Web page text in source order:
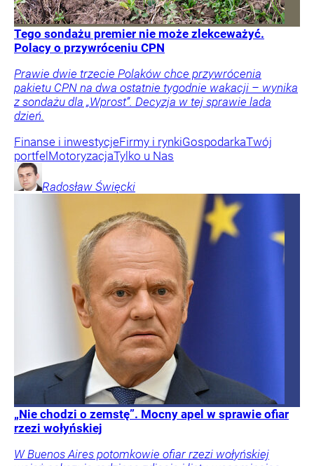
Tego sondażu premier nie może zlekceważyć.
Polacy o przywróceniu CPN
Prawie dwie trzecie Polaków chce przywrócenia
pakietu CPN na dwa ostatnie tygodnie wakacji – wynika
z sondażu dla „Wprost”. Decyzja w tej sprawie lada
dzień.
Finanse i inwestycjeFirmy i rynkiGospodarkaTwój
portfel MotoryzacjaTylko u Nas
Radosław Święcki
„Nie chodzi o zemstę”. Mocny apel w sprawie ofiar
rzezi wołyńskiej
W Buenos Aires potomkowie ofiar rzezi wołyńskiej